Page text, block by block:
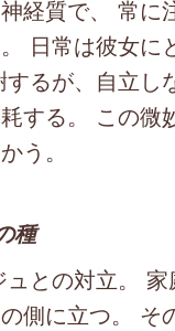
経質で、 常に
日常は彼女に
るが、自立し
する。 この微
う。
種
との対立。 家
側に立つ。 そ